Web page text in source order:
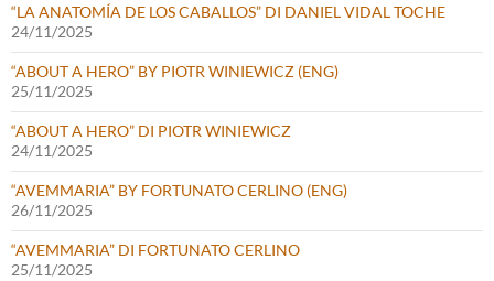
“LA ANATOMÍA DE LOS CABALLOS” DI DANIEL VIDAL TOCHE
24/11/2025
“ABOUT A HERO” BY PIOTR WINIEWICZ (ENG)
25/11/2025
“ABOUT A HERO” DI PIOTR WINIEWICZ
24/11/2025
“AVEMMARIA” BY FORTUNATO CERLINO (ENG)
26/11/2025
“AVEMMARIA” DI FORTUNATO CERLINO
25/11/2025